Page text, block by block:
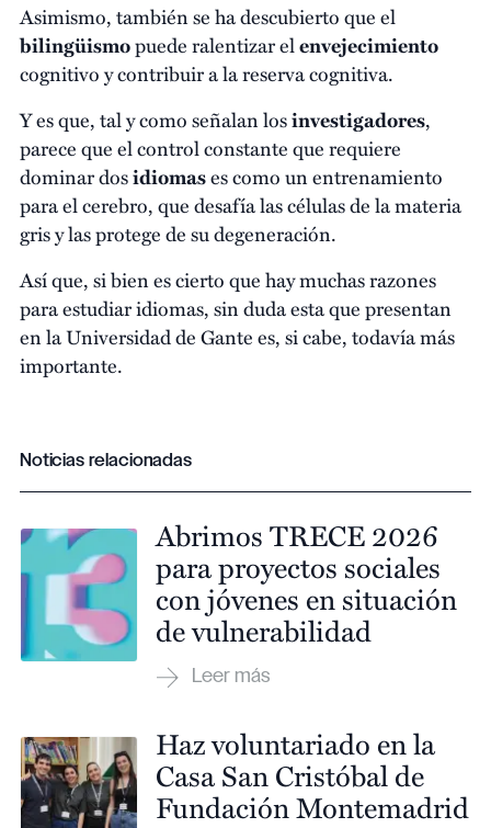
Asimismo, también se ha descubierto que el
bilingüismopuede ralentizar elenvejecimiento
cognitivo y contribuir a la reserva cognitiva.
Y es que, tal y como señalan losinvestigadores,
parece que el control constante que requiere
dominar dosidiomases como un entrenamiento
para el cerebro, que desafía las células de la materia
gris y las protege de su degeneración.
Así que, si bien es cierto que hay muchas razones
para estudiar idiomas, sin duda esta que presentan
en la Universidad de Gante es, si cabe, todavía más
importante.
Noticias relacionadas
Abrimos TRECE 2026
para proyectos sociales
con jóvenes en situación
de vulnerabilidad
Haz voluntariado en la
Casa San Cristóbal de
Fundación Montemadrid